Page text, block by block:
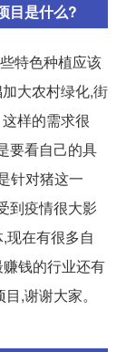
目是什么?
特色种植应该
大农村绿化,街
样的需求很
要看自己的具
针对猪这一
到疫情很大影
现在有很多自
钱的行业还有
,谢谢大家。